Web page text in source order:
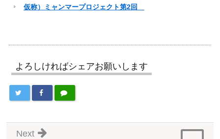
仮称）ミャンマープロジェクト第2回
よろしければシェアお願いします
Next